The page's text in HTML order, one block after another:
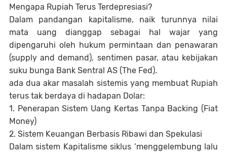
Mengapa Rupiah Terus Terdepresiasi?
Dalam pandangan kapitalisme, naik turunnya nilai
mata uang dianggap sebagai hal wajar yang
dipengaruhi oleh hukum permintaan dan penawaran
(supply and demand), sentimen pasar, atau kebijakan
suku bunga Bank Sentral AS (The Fed).
ada dua akar masalah sistemis yang membuat Rupiah
terus tak berdaya di hadapan Dolar:
1. Penerapan Sistem Uang Kertas Tanpa Backing (Fiat
Money)
2. Sistem Keuangan Berbasis Ribawi dan Spekulasi
Dalam sistem Kapitalisme siklus ‘menggelembung lalu